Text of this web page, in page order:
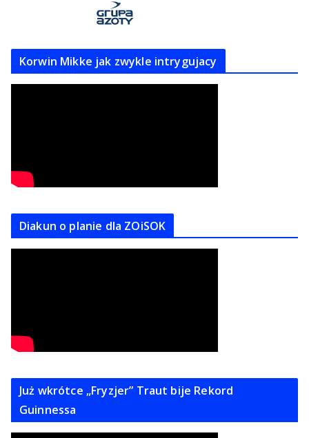
Korwin Mikke jak zwykle intrygujacy
Diakun o planie dla ZOiSOK
Już wkrótce „Fryzjer” Traut bije Rekord
Guinnessa